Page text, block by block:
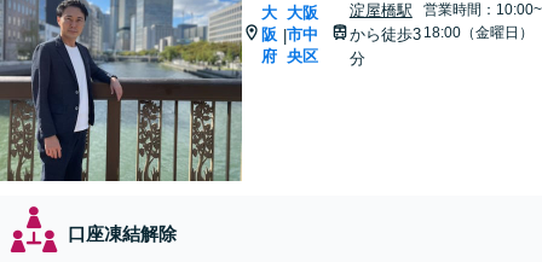
大
阪
府
|
大阪
市中
央区
淀屋橋駅
から徒歩3
分
営業時間：10:00~
18:00（金曜日）
口座凍結解除